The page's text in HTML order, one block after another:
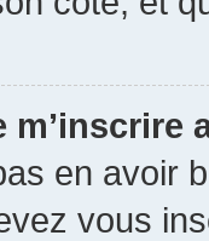
en avoir
vous